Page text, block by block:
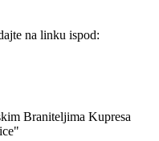
na linku ispod:
Braniteljima Kupresa